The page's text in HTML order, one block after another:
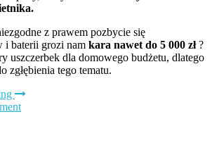
z prawem pozbycie się
i baterii grozi nam kara nawet do 5 000 zł?
uszczerbek dla domowego budżetu, dlatego
zgłębienia tego tematu.